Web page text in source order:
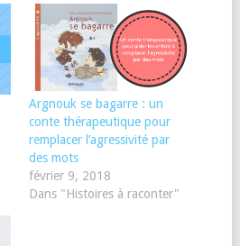
Argnouk se bagarre : un
conte thérapeutique pour
remplacer l’agressivité par
des mots
février 9, 2018
Dans "Histoires à raconter"